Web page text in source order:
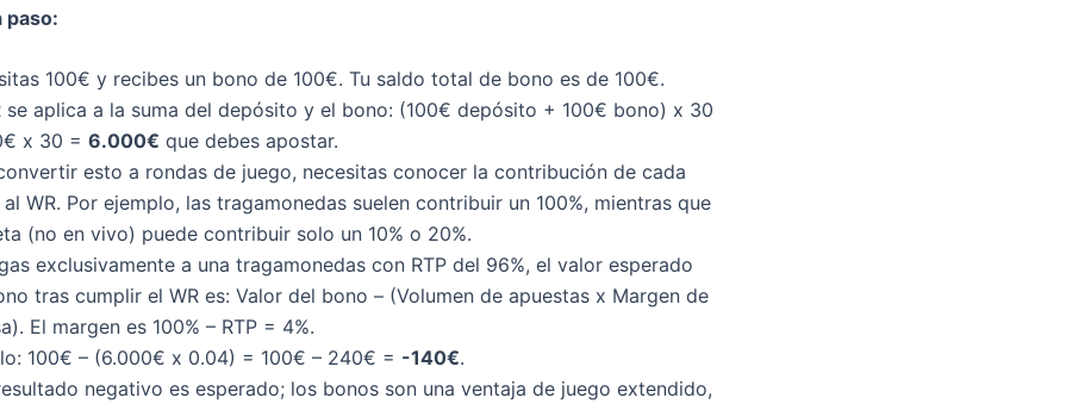
paso:
100€ y recibes un bono de 100€. Tu saldo total de bono es de 100€.
se aplica a la suma del depósito y el bono: (100€ depósito + 100€ bono) x 30
x 30 = 6.000€ que debes apostar.
esto a rondas de juego, necesitas conocer la contribución de cada
WR. Por ejemplo, las tragamonedas suelen contribuir un 100%, mientras que
(no en vivo) puede contribuir solo un 10% o 20%.
exclusivamente a una tragamonedas con RTP del 96%, el valor esperado
tras cumplir el WR es: Valor del bono – (Volumen de apuestas x Margen de
El margen es 100% – RTP = 4%.
100€ – (6.000€ x 0.04) = 100€ – 240€ = -140€.
negativo es esperado; los bonos son una ventaja de juego extendido,